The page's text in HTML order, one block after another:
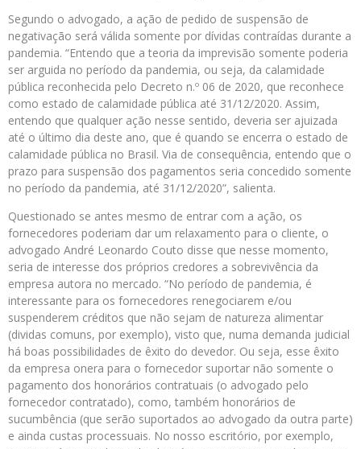
Segundo o advogado, a ação de pedido de suspensão de
negativação será válida somente por dívidas contraídas durante a
pandemia. “Entendo que a teoria da imprevisão somente poderia
ser arguida no período da pandemia, ou seja, da calamidade
pública reconhecida pelo Decreto n.º 06 de 2020, que reconhece
como estado de calamidade pública até 31/12/2020. Assim,
entendo que qualquer ação nesse sentido, deveria ser ajuizada
até o último dia deste ano, que é quando se encerra o estado de
calamidade pública no Brasil. Via de consequência, entendo que o
prazo para suspensão dos pagamentos seria concedido somente
no período da pandemia, até 31/12/2020”, salienta.
Questionado se antes mesmo de entrar com a ação, os
fornecedores poderiam dar um relaxamento para o cliente, o
advogado André Leonardo Couto disse que nesse momento,
seria de interesse dos próprios credores a sobrevivência da
empresa autora no mercado. “No período de pandemia, é
interessante para os fornecedores renegociarem e/ou
suspenderem créditos que não sejam de natureza alimentar
(dividas comuns, por exemplo), visto que, numa demanda judicial
há boas possibilidades de êxito do devedor. Ou seja, esse êxito
da empresa onera para o fornecedor suportar não somente o
pagamento dos honorários contratuais (o advogado pelo
fornecedor contratado), como, também honorários de
sucumbência (que serão suportados ao advogado da outra parte)
e ainda custas processuais. No nosso escritório, por exemplo,